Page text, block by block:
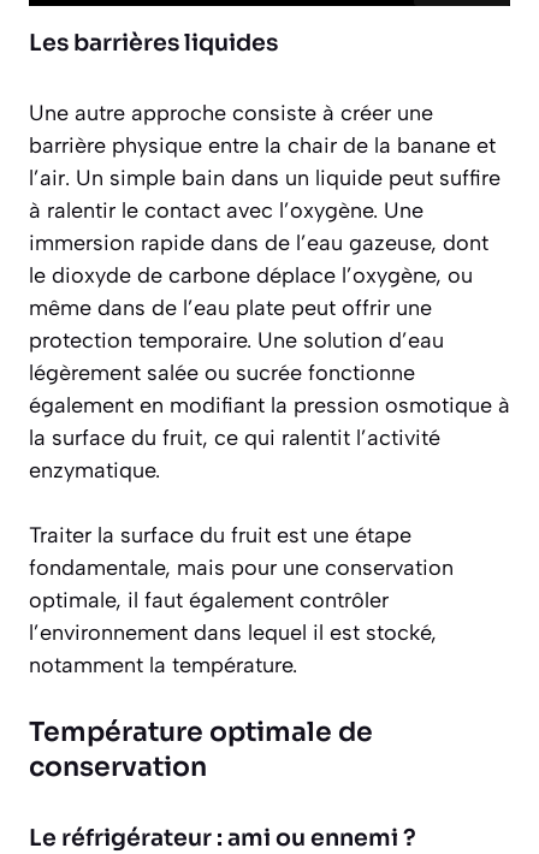
Les barrières liquides
Une autre approche consiste à créer une
barrière physique entre la chair de la banane et
l’air. Un simple bain dans un liquide peut suffire
à ralentir le contact avec l’oxygène. Une
immersion rapide dans de l’eau gazeuse, dont
le dioxyde de carbone déplace l’oxygène, ou
même dans de l’eau plate peut offrir une
protection temporaire. Une solution d’eau
légèrement salée ou sucrée fonctionne
également en modifiant la pression osmotique à
la surface du fruit, ce qui ralentit l’activité
enzymatique.
Traiter la surface du fruit est une étape
fondamentale, mais pour une conservation
optimale, il faut également contrôler
l’environnement dans lequel il est stocké,
notamment la température.
Température optimale de
conservation
Le réfrigérateur : ami ou ennemi ?